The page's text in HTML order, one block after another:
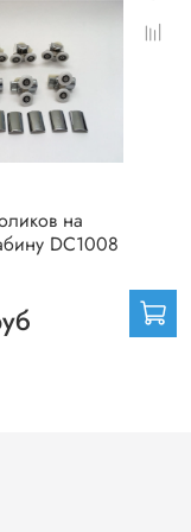
на
DC1008